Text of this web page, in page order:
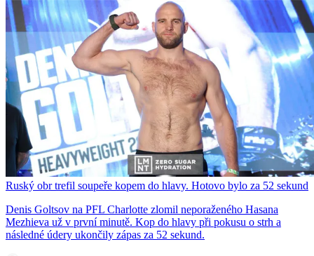
Ruský obr trefil soupeře kopem do hlavy. Hotovo bylo za 52 sekund
Denis Goltsov na PFL Charlotte zlomil neporaženého Hasana
Mezhieva už v první minutě. Kop do hlavy při pokusu o strh a
následné údery ukončily zápas za 52 sekund.